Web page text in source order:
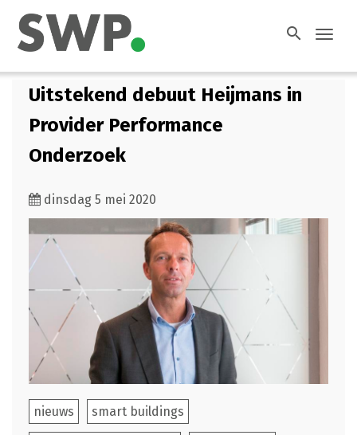
search
Uitstekend debuut Heijmans in
Provider Performance
Onderzoek
dinsdag 5 mei 2020
nieuws smart buildings